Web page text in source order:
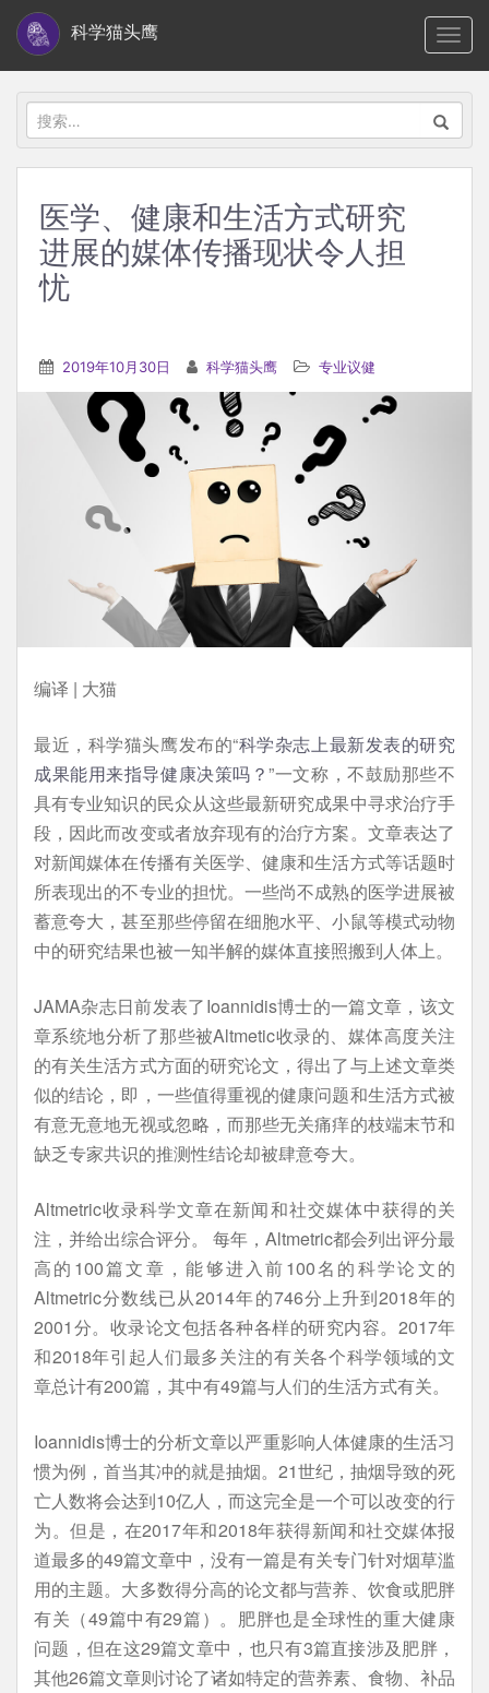
i
科学猫头鹰
搜
索：
医学、健康和生活方式研究
进展的媒体传播现状令人担
忧
2019年10月30日 科学猫头鹰 专业议健
编译 | 大猫
最近，科学猫头鹰发布的“科学杂志上最新发表的研究
成果能用来指导健康决策吗？”一文称，不鼓励那些不
具有专业知识的民众从这些最新研究成果中寻求治疗手
段，因此而改变或者放弃现有的治疗方案。文章表达了
对新闻媒体在传播有关医学、健康和生活方式等话题时
所表现出的不专业的担忧。一些尚不成熟的医学进展被
蓄意夸大，甚至那些停留在细胞水平、小鼠等模式动物
中的研究结果也被一知半解的媒体直接照搬到人体上。
JAMA杂志日前发表了Ioannidis博士的一篇文章，该文
章系统地分析了那些被Altmetic收录的、媒体高度关注
的有关生活方式方面的研究论文，得出了与上述文章类
似的结论，即，一些值得重视的健康问题和生活方式被
有意无意地无视或忽略，而那些无关痛痒的枝端末节和
缺乏专家共识的推测性结论却被肆意夸大。
Altmetric收录科学文章在新闻和社交媒体中获得的关
注，并给出综合评分。 每年，Altmetric都会列出评分最
高的100篇文章，能够进入前100名的科学论文的
Altmetric分数线已从2014年的746分上升到2018年的
2001分。收录论文包括各种各样的研究内容。2017年
和2018年引起人们最多关注的有关各个科学领域的文
章总计有200篇，其中有49篇与人们的生活方式有关。
Ioannidis博士的分析文章以严重影响人体健康的生活习
惯为例，首当其冲的就是抽烟。21世纪，抽烟导致的死
亡人数将会达到10亿人，而这完全是一个可以改变的行
为。但是，在2017年和2018年获得新闻和社交媒体报
道最多的49篇文章中，没有一篇是有关专门针对烟草滥
用的主题。大多数得分高的论文都与营养、饮食或肥胖
有关（49篇中有29篇）。肥胖也是全球性的重大健康
问题，但在这29篇文章中，也只有3篇直接涉及肥胖，
其他26篇文章则讨论了诸如特定的营养素、食物、补品